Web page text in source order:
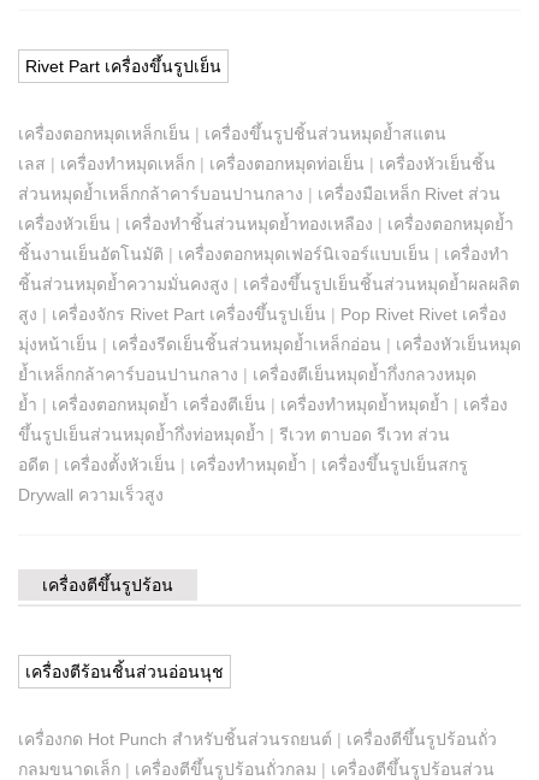
Rivet Part เครื่องขึ้นรูปเย็น
เครื่องตอกหมุดเหล็กเย็น | เครื่องขึ้นรูปชิ้นส่วนหมุดย้ำสแตน
เลส | เครื่องทำหมุดเหล็ก | เครื่องตอกหมุดท่อเย็น | เครื่องหัวเย็นชิ้น
ส่วนหมุดย้ำเหล็กกล้าคาร์บอนปานกลาง | เครื่องมือเหล็ก Rivet ส่วน
เครื่องหัวเย็น | เครื่องทำชิ้นส่วนหมุดย้ำทองเหลือง | เครื่องตอกหมุดย้ำ
ชิ้นงานเย็นอัตโนมัติ | เครื่องตอกหมุดเฟอร์นิเจอร์แบบเย็น | เครื่องทำ
ชิ้นส่วนหมุดย้ำความมั่นคงสูง | เครื่องขึ้นรูปเย็นชิ้นส่วนหมุดย้ำผลผลิต
สูง | เครื่องจักร Rivet Part เครื่องขึ้นรูปเย็น | Pop Rivet Rivet เครื่อง
มุ่งหน้าเย็น | เครื่องรีดเย็นชิ้นส่วนหมุดย้ำเหล็กอ่อน | เครื่องหัวเย็นหมุด
ย้ำเหล็กกล้าคาร์บอนปานกลาง | เครื่องตีเย็นหมุดย้ำกึ่งกลวงหมุด
ย้ำ | เครื่องตอกหมุดย้ำ เครื่องตีเย็น | เครื่องทำหมุดย้ำหมุดย้ำ | เครื่อง
ขึ้นรูปเย็นส่วนหมุดย้ำกึ่งท่อหมุดย้ำ | รีเวท ตาบอด รีเวท ส่วน
อดีต | เครื่องตั้งหัวเย็น | เครื่องทำหมุดย้ำ | เครื่องขึ้นรูปเย็นสกรู
Drywall ความเร็วสูง
เครื่องตีขึ้นรูปร้อน
เครื่องตีร้อนชิ้นส่วนอ่อนนุช
เครื่องกด Hot Punch สำหรับชิ้นส่วนรถยนต์ | เครื่องตีขึ้นรูปร้อนถั่ว
กลมขนาดเล็ก | เครื่องตีขึ้นรูปร้อนถั่วกลม | เครื่องตีขึ้นรูปร้อนส่วน